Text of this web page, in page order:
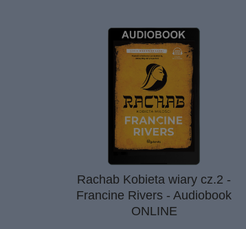
Rachab Kobieta wiary cz.2 -
Francine Rivers - Audiobook
ONLINE